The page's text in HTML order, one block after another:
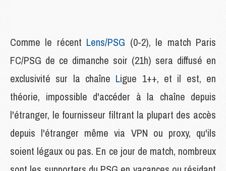
Comme le récent Lens/PSG (0-2), le match Paris
FC/PSG de ce dimanche soir (21h) sera diffusé en
exclusivité sur la chaîne Ligue 1++, et il est, en
théorie, impossible d'accéder à la chaîne depuis
l'étranger, le fournisseur filtrant la plupart des accès
depuis l'étranger même via VPN ou proxy, qu'ils
soient légaux ou pas. En ce jour de match, nombreux